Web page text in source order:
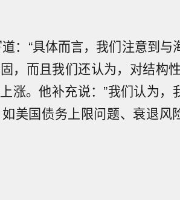
：“具体而言，我们注意到与
，而且我们还认为，对结构
涨。他补充说：”我们认为，
美国债务上限问题、衰退风